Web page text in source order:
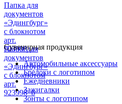
Папка для
документов
«Эдингбург»
с блокнотом
арт.
923998_a
Папка для
документов
«Эдингбург»
с блокнотом
арт.
923998_b
Сувенирная продукция
Автомобильные аксессуары
Брелоки с логотипом
Ежедневники
Зажигалки
Зонты с логотипом